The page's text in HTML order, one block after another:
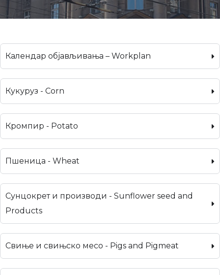
Календар објављивања – Workplan
Кукуруз - Corn
Кромпир - Potato
Пшеница - Wheat
Сунцокрет и производи - Sunflower seed and
Products
Свиње и свињско месо - Pigs and Pigmeat